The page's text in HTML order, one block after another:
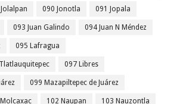
090 Jonotla 091 Jopala
093 Juan Galindo 094 Juan N Méndez
095 Lafragua
097 Libres
099 Mazapiltepec de Juárez
102 Naupan 103 Nauzontla